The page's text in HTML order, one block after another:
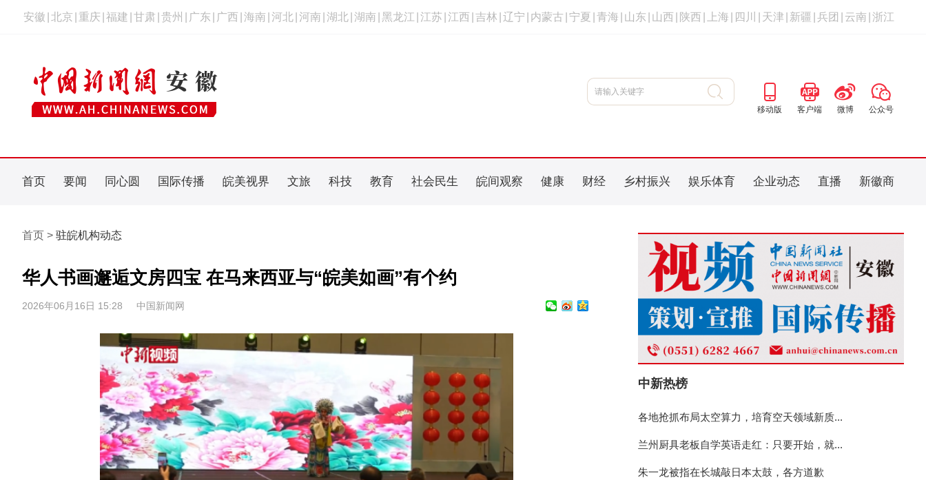
安徽 北京 重庆 福建 甘肃 贵州 广东 广西 海南 河北 河南 湖北 湖南 黑龙江 江苏 江西 吉林 辽宁 内蒙古 宁夏 青海 山东 山西 陕西 上海 四川 天津 新疆 兵团 云南 浙江
移动版 客户端 微博 公众号
首页 要闻 同心圆 国际传播 皖美视界 文旅 科技 教育 社会民生 皖间观察 健康 财经 乡村振兴 娱乐体育 企业动态 直播 新徽商
首页 > 驻皖机构动态
华人书画邂逅文房四宝 在马来西亚与“皖美如画”有个约
2026年06月16日 15:28 中国新闻网
中新热榜
各地抢抓布局太空算力，培育空天领域新质...
兰州厨具老板自学英语走红：只要开始，就...
朱一龙被指在长城敲日本太鼓，各方道歉